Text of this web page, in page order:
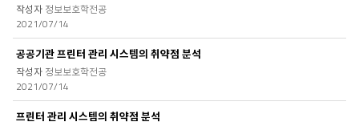
정보보호학전공
2021/07/14
공공기관 프린터 관리 시스템의 취약점 분석
정보보호학전공
2021/07/14
프린터 관리 시스템의 취약점 분석